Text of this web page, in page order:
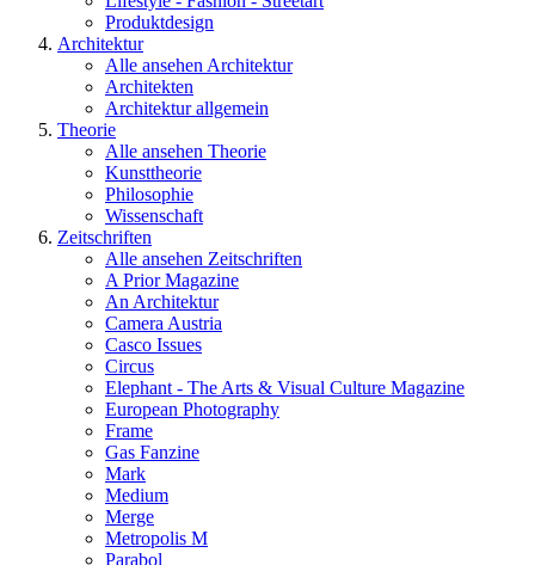
Produktdesign
Architektur
Alle ansehen Architektur
Architekten
Architektur allgemein
Theorie
Alle ansehen Theorie
Kunsttheorie
Philosophie
Wissenschaft
Zeitschriften
Alle ansehen Zeitschriften
A Prior Magazine
An Architektur
Camera Austria
Casco Issues
Circus
Elephant - The Arts & Visual Culture Magazine
European Photography
Frame
Gas Fanzine
Mark
Medium
Merge
Metropolis M
Parabol